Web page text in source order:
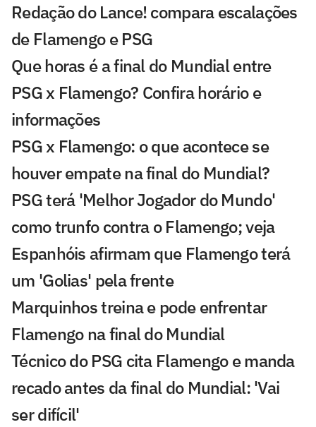
Redação do Lance! compara escalações
de Flamengo e PSG
Que horas é a final do Mundial entre
PSG x Flamengo? Confira horário e
informações
PSG x Flamengo: o que acontece se
houver empate na final do Mundial?
PSG terá 'Melhor Jogador do Mundo'
como trunfo contra o Flamengo; veja
Espanhóis afirmam que Flamengo terá
um 'Golias' pela frente
Marquinhos treina e pode enfrentar
Flamengo na final do Mundial
Técnico do PSG cita Flamengo e manda
recado antes da final do Mundial: 'Vai
ser difícil'